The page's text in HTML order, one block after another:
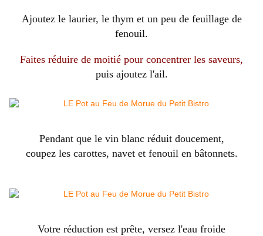
Ajoutez le laurier, le thym et un peu de feuillage de
fenouil.
Faites réduire de moitié pour concentrer les saveurs,
puis ajoutez l'ail.
Pendant que le vin blanc réduit doucement,
coupez les carottes, navet et fenouil en bâtonnets.
Votre réduction est prête, versez l'eau froide